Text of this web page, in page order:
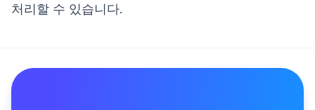
처리할 수 있습니다.